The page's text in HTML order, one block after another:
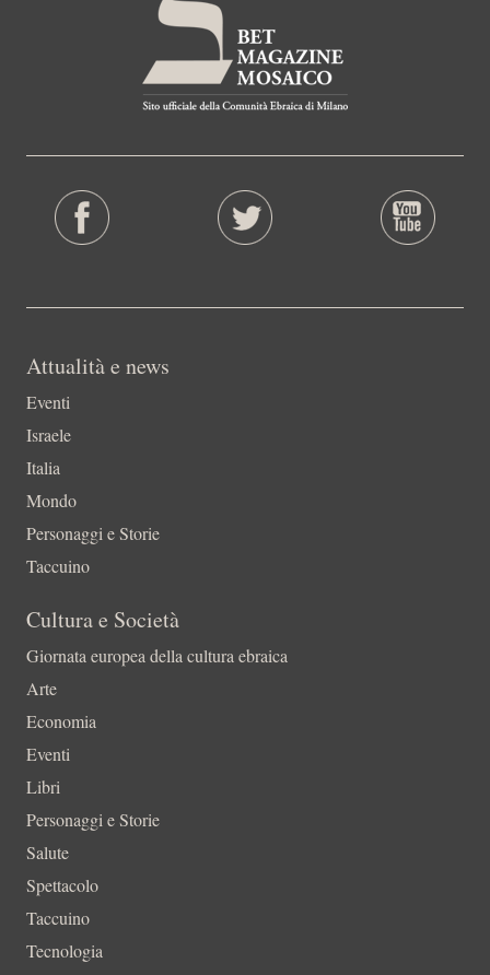
Attualità e news
Eventi
Israele
Italia
Mondo
Personaggi e Storie
Taccuino
Cultura e Società
Giornata europea della cultura ebraica
Arte
Economia
Eventi
Libri
Personaggi e Storie
Salute
Spettacolo
Taccuino
Tecnologia